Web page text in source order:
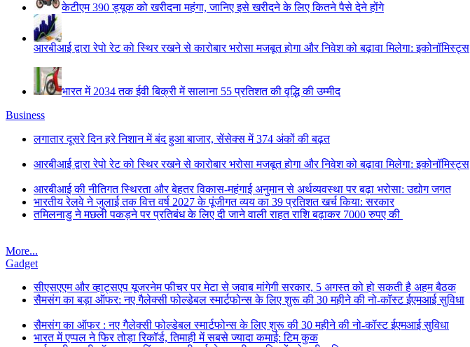
केटीएम 390 ड्यूक को खरीदना महंगा, जानिए इसे खरीदने के लिए कितने पैसे देने होंगे
आरबीआई द्वारा रेपो रेट को स्थिर रखने से कारोबार भरोसा मजबूत होगा और निवेश को बढ़ावा मिलेगा: इकोनॉमिस्ट्स
भारत में 2034 तक ईवी बिक्री में सालाना 55 प्रतिशत की वृद्धि की उम्मीद
Business
लगातार दूसरे दिन हरे निशान में बंद हुआ बाजार, सेंसेक्स में 374 अंकों की बढ़त
आरबीआई द्वारा रेपो रेट को स्थिर रखने से कारोबार भरोसा मजबूत होगा और निवेश को बढ़ावा मिलेगा: इकोनॉमिस्ट्स
आरबीआई की नीतिगत स्थिरता और बेहतर विकास-महंगाई अनुमान से अर्थव्यवस्था पर बढ़ा भरोसा: उद्योग जगत
भारतीय रेलवे ने जुलाई तक वित्त वर्ष 2027 के पूंजीगत व्यय का 39 प्रतिशत खर्च किया: सरकार
तमिलनाडु ने मछली पकड़ने पर प्रतिबंध के लिए दी जाने वाली राहत राशि बढ़ाकर 7000 रुपए की
More...
Gadget
सीएसएएम और व्हाट्सएप यूजरनेम फीचर पर मेटा से जवाब मांगेगी सरकार, 5 अगस्त को हो सकती है अहम बैठक
सैमसंग का बड़ा ऑफर: नए गैलेक्सी फोल्डेबल स्मार्टफोन्स के लिए शुरू की 30 महीने की नो-कॉस्ट ईएमआई सुविधा
सैमसंग का ऑफर : नए गैलेक्सी फोल्डेबल स्मार्टफोन्स के लिए शुरू की 30 महीने की नो-कॉस्ट ईएमआई सुविधा
भारत में एप्पल ने फिर तोड़ा रिकॉर्ड, तिमाही में सबसे ज्यादा कमाई: टिम कुक